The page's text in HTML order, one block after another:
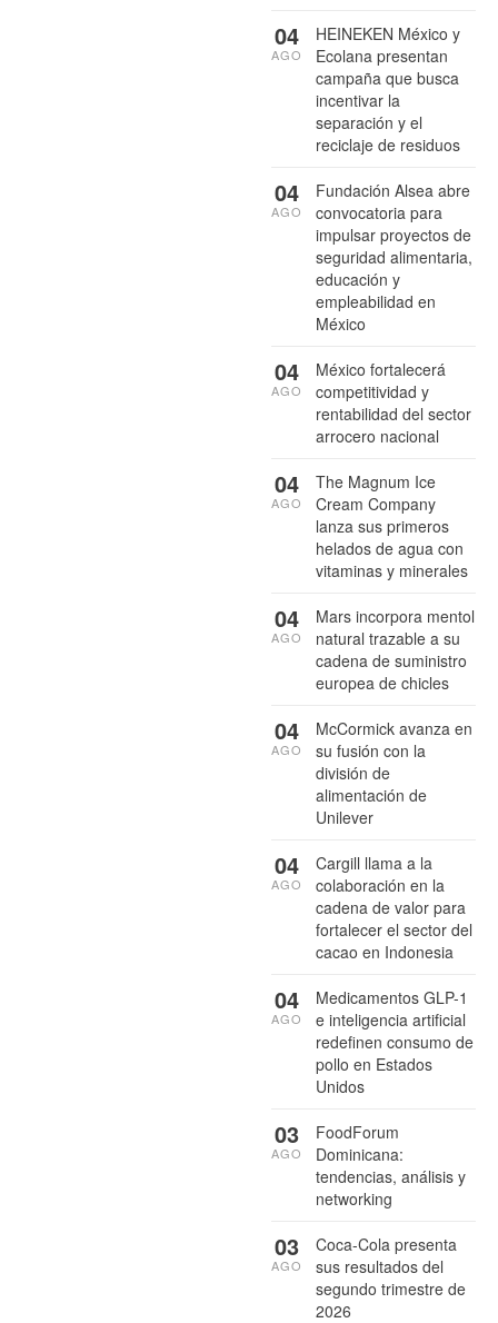
HEINEKEN México y
Ecolana presentan
campaña que busca
incentivar la
separación y el
reciclaje de residuos
04
AGO
Fundación Alsea abre
convocatoria para
impulsar proyectos de
seguridad alimentaria,
educación y
empleabilidad en
México
04
AGO
México fortalecerá
competitividad y
rentabilidad del sector
arrocero nacional
04
AGO
The Magnum Ice
Cream Company
lanza sus primeros
helados de agua con
vitaminas y minerales
04
AGO
Mars incorpora mentol
natural trazable a su
cadena de suministro
europea de chicles
04
AGO
McCormick avanza en
su fusión con la
división de
alimentación de
Unilever
04
AGO
Cargill llama a la
colaboración en la
cadena de valor para
fortalecer el sector del
cacao en Indonesia
04
AGO
Medicamentos GLP-1
e inteligencia artificial
redefinen consumo de
pollo en Estados
Unidos
04
AGO
FoodForum
Dominicana:
tendencias, análisis y
networking
03
AGO
Coca-Cola presenta
sus resultados del
segundo trimestre de
2026
03
AGO